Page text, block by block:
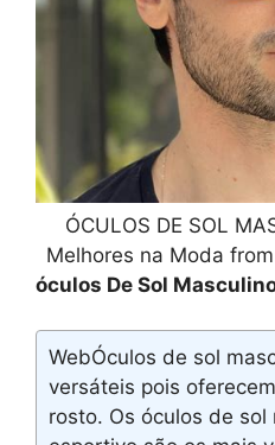
ÓCULOS DE SOL
Melhores na Moda
óculos De Sol
WebÓculos de sol
versáteis pois
rosto. Os óculos de